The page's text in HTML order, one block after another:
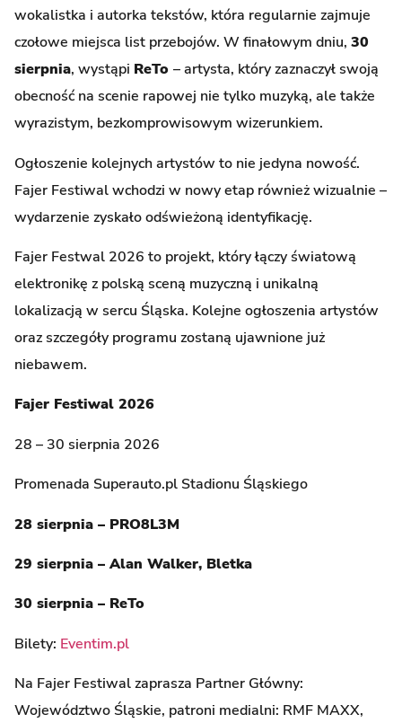
wokalistka i autorka tekstów, która regularnie zajmuje
czołowe miejsca list przebojów. W finałowym dniu, 30
sierpnia, wystąpi ReTo – artysta, który zaznaczył swoją
obecność na scenie rapowej nie tylko muzyką, ale także
wyrazistym, bezkomprowisowym wizerunkiem.
Ogłoszenie kolejnych artystów to nie jedyna nowość.
Fajer Festiwal wchodzi w nowy etap również wizualnie –
wydarzenie zyskało odświeżoną identyfikację.
Fajer Festwal 2026 to projekt, który łączy światową
elektronikę z polską sceną muzyczną i unikalną
lokalizacją w sercu Śląska. Kolejne ogłoszenia artystów
oraz szczegóły programu zostaną ujawnione już
niebawem.
Fajer Festiwal 2026
28 – 30 sierpnia 2026
Promenada Superauto.pl Stadionu Śląskiego
28 sierpnia – PRO8L3M
29 sierpnia – Alan Walker, Bletka
30 sierpnia – ReTo
Bilety: Eventim.pl
Na Fajer Festiwal zaprasza Partner Główny:
Województwo Śląskie, patroni medialni: RMF MAXX,